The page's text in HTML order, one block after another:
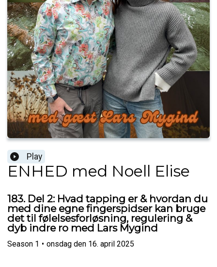
Play
ENHED med Noell Elise
183. Del 2: Hvad tapping er & hvordan du
med dine egne fingerspidser kan bruge
det til følelsesforløsning, regulering &
dyb indre ro med Lars Mygind
Season 1 • onsdag den 16. april 2025